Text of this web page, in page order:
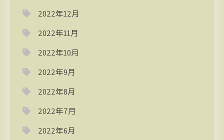
2022年12月
2022年11月
2022年10月
2022年9月
2022年8月
2022年7月
2022年6月